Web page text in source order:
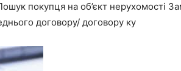
покупця на об’єкт нерухомості
договору/ договору ку